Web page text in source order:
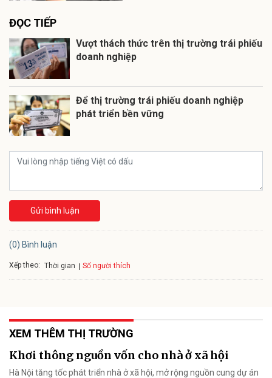
ĐỌC TIẾP
Vượt thách thức trên thị trường trái phiếu
doanh nghiệp
Để thị trường trái phiếu doanh nghiệp
phát triển bền vững
Gửi bình luận
(0) Bình luận
Xếp theo: Thời gian Số người thích
XEM THÊM THỊ TRƯỜNG
Khơi thông nguồn vốn cho nhà ở xã hội
Hà Nội tăng tốc phát triển nhà ở xã hội, mở rộng nguồn cung dự án